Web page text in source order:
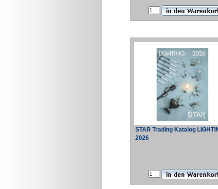
STAR Trading Katalog
2026